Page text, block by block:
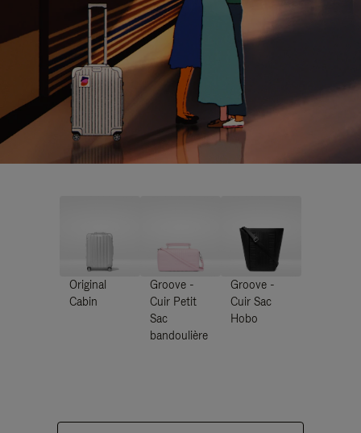
Original
Cabin
Groove -
Cuir Petit
Sac
bandoulière
Groove -
Cuir Sac
Hobo